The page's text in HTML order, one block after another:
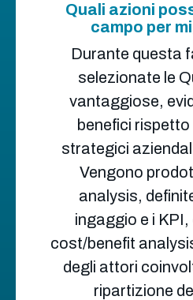
Quali azioni
campo per
Durante questa
selezionate le
vantaggiose,
benefici
strategici
Vengono
analysis,
ingaggio e i
cost/benefit
degli attori
ripartizione